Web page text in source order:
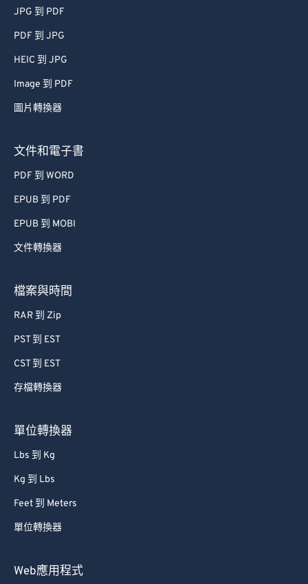
JPG 到 PDF
PDF 到 JPG
HEIC 到 JPG
Image 到 PDF
圖片轉換器
文件和電子書
PDF 到 WORD
EPUB 到 PDF
EPUB 到 MOBI
文件轉換器
檔案與時間
RAR 到 Zip
PST 到 EST
CST 到 EST
存檔轉換器
單位轉換器
Lbs 到 Kg
Kg 到 Lbs
Feet 到 Meters
單位轉換器
Web應用程式